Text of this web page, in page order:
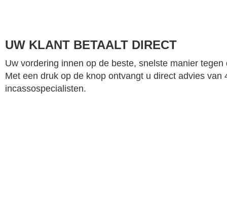
UW KLANT BETAALT DIRECT
Uw vordering innen op de beste, snelste manier
Met een druk op de knop ontvangt u direct advies van
incassospecialisten.